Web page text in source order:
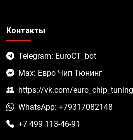
Контакты
Telegram: EuroCT_bot
Max: Евро Чип Тюнинг
https://vk.com/euro_chip_tuning
WhatsApp: +79317082148
+7 499 113-46-91